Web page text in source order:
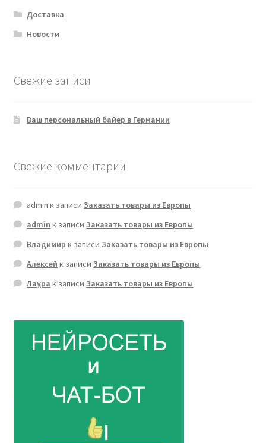
Доставка
Новости
Свежие записи
Ваш персональный байер в Германии
Свежие комментарии
admin к записиЗаказать товары из Европы
admin к записиЗаказать товары из Европы
Владимир к записиЗаказать товары из Европы
Алексей к записиЗаказать товары из Европы
Лаура к записиЗаказать товары из Европы